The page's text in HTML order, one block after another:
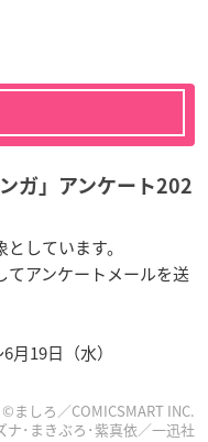
ガ」アンケート202
しています。
てアンケートメールを送
月19日（水）
©ましろ／COMICSMART INC.
ナ･まきぶろ･紫真依／一迅社